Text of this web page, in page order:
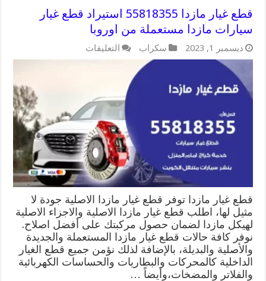
قطع غيار مازدا 55818355 استيراد قطع غيار
سيارات مازدا مستعملة من اوروبا
ديسمبر 1, 2023 سكراب التعليقات
قطع
قطع
غيار
سيارات
مازدا
مستعملة
من
اوروبا
مغلقة
قطع غيار مازدا توفر قطع غيار مازدا الاصلية جودة لا
مثيل لها، اطلب قطع غيار مازدا الاصلية والاجزاء الاصلية
لهيكل مازدا لضمان حصول مركبتك على أفضل اصلاح.
نوفر كافة حالات قطع غيار مازدا المستعملة والجديدة
والأصلية والبديلة، بالإضافة لذلك نؤمن جميع قطع الغيار
الداخلية كالمحركات والبطاريات والحساسات الكهربائية
والفلاتر والمضخات،وأيضاً …